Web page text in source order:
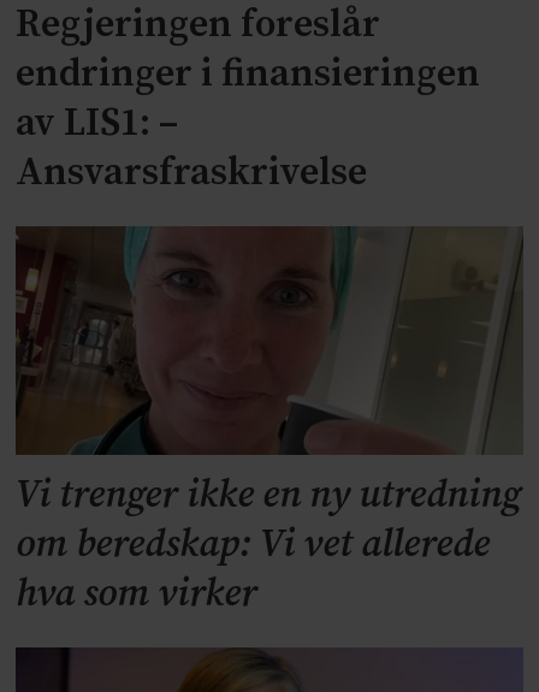
Regjeringen foreslår
endringer i finansieringen
av LIS1: –
Ansvarsfraskrivelse
Vi trenger ikke en ny utredning
om beredskap: Vi vet allerede
hva som virker